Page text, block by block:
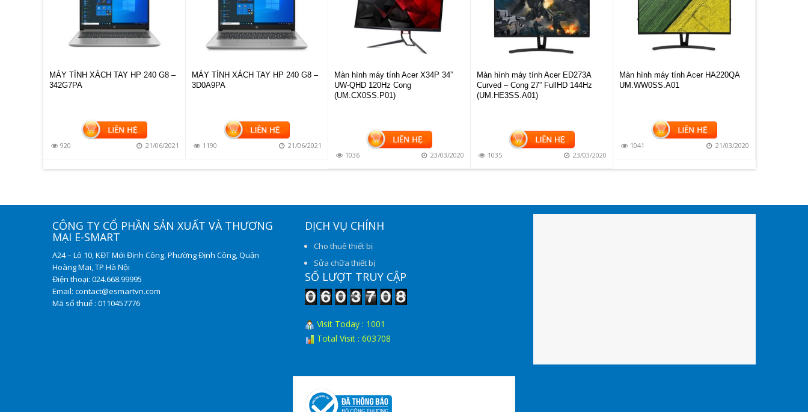
MÁY TÍNH XÁCH TAY HP 240 G8 –
342G7PA
920 21/06/2021
MÁY TÍNH XÁCH TAY HP 240 G8 –
3D0A9PA
1190 21/06/2021
Màn hình máy tính Acer X34P 34”
UW-QHD 120Hz Cong
(UM.CX0SS.P01)
1036 23/03/2020
Màn hình máy tính Acer ED273A
Curved – Cong 27” FullHD 144Hz
(UM.HE3SS.A01)
1035 23/03/2020
Màn hình máy tính Acer HA220QA
UM.WW0SS.A01
1041 21/03/2020
CÔNG TY CỔ PHẦN SẢN XUẤT VÀ THƯƠNG
MẠI E-SMART
A24 – Lô 10, KĐT Mới Định Công, Phường Định Công, Quận
Hoàng Mai, TP Hà Nội
Điện thoại: 024.668.99995
Email: contact@esmartvn.com
Mã số thuế : 0110457776
DỊCH VỤ CHÍNH
Cho thuê thiết bị
Sửa chữa thiết bị
SỐ LƯỢT TRUY CẬP
Visit Today : 1001
Total Visit : 603708